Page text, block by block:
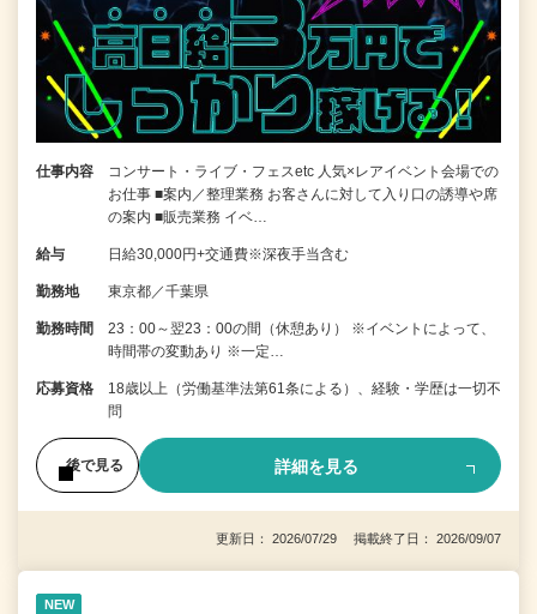
仕事内容
コンサート・ライブ・フェスetc 人気×レアイベント会場での
お仕事 ■案内／整理業務 お客さんに対して入り口の誘導や席
の案内 ■販売業務 イベ…
給与 日給30,000円+交通費※深夜手当含む
勤務地 東京都／千葉県
勤務時間
23：00～翌23：00の間（休憩あり） ※イベントによって、
時間帯の変動あり ※一定…
応募資格
18歳以上（労働基準法第61条による）、経験・学歴は一切不
問
後で見る 詳細を見る
更新日： 2026/07/29 掲載終了日： 2026/09/07
NEW